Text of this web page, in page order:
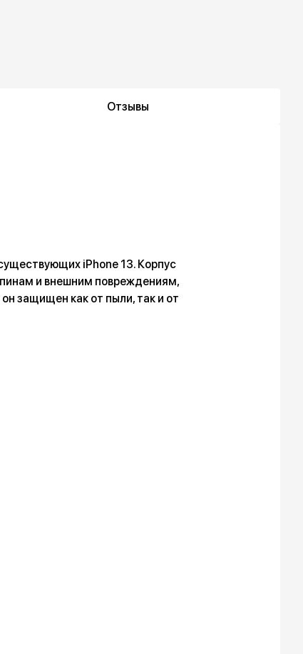
Отзывы
iPhone 13. Корпус
и внешним повреждениям,
защищен как от пыли, так и от